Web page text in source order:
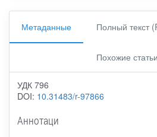
Метаданные Полный текст
Похожие статьи
УДК 796
DOI: 10.31483/r-97866
Аннотаци